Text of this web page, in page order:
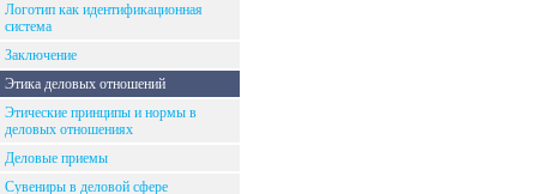
Логотип как идентификационная
система
Заключение
Этика деловых отношений
Этические принципы и нормы в
деловых отношениях
Деловые приемы
Сувениры в деловой сфере